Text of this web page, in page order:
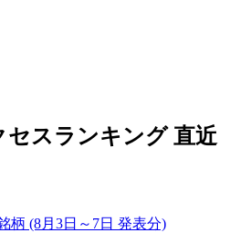
セスランキング 直近
柄 (8月3日～7日 発表分)